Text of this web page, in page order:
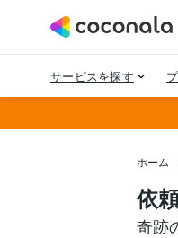
ホーム
依
奇跡